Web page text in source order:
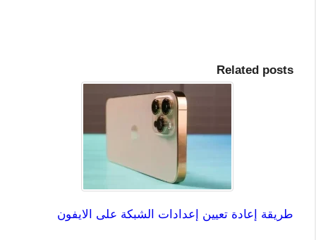
Related posts
طريقة إعادة تعيين إعدادات الشبكة على الايفون